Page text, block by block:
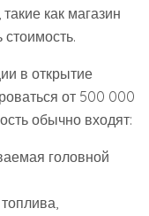
как магазин
в открытие
от 500 000
обычно входят:
головной